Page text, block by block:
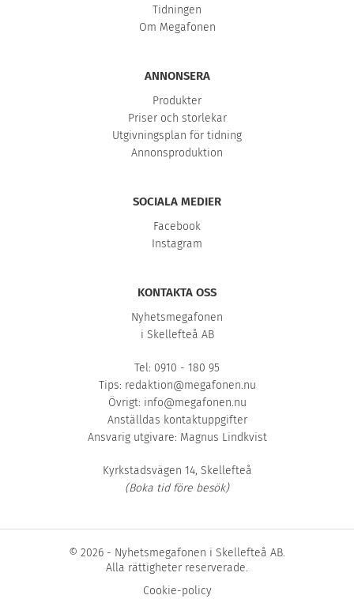
Tidningen
Om Megafonen
ANNONSERA
Produkter
Priser och storlekar
Utgivningsplan för tidning
Annonsproduktion
SOCIALA MEDIER
Facebook
Instagram
KONTAKTA OSS
Nyhetsmegafonen
i Skellefteå AB
Tel: 0910 - 180 95
Tips: redaktion@megafonen.nu
Övrigt: info@megafonen.nu
Anställdas kontaktuppgifter
Ansvarig utgivare: Magnus Lindkvist
Kyrkstadsvägen 14, Skellefteå
(Boka tid före besök)
© 2026 - Nyhetsmegafonen i Skellefteå AB.
Alla rättigheter reserverade.
Cookie-policy